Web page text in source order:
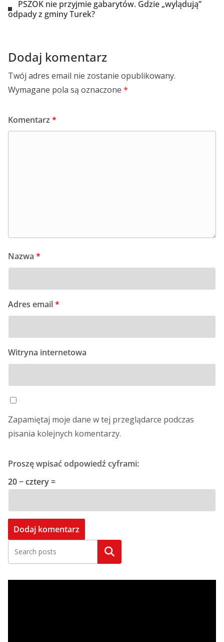
PSZOK nie przyjmie gabarytów. Gdzie „wylądują”
odpady z gminy Turek?
Dodaj komentarz
Twój adres email nie zostanie opublikowany.
Wymagane pola są oznaczone *
Komentarz *
Nazwa *
Adres email*
Witryna internetowa
Zapamiętaj moje dane w tej przeglądarce podczas
pisania kolejnych komentarzy.
Proszę wpisać odpowiedź cyframi:
20 − cztery =
Szukaj